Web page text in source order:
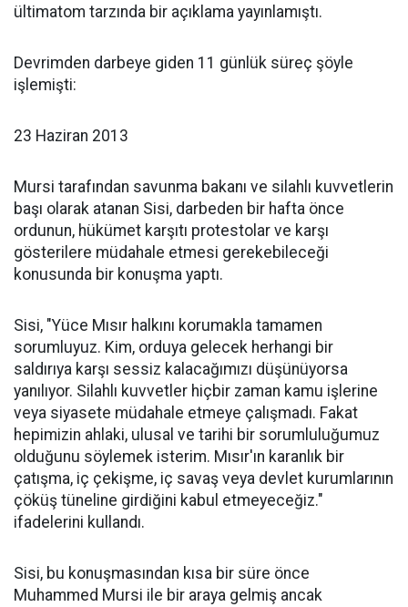
ültimatom tarzında bir açıklama yayınlamıştı.
Devrimden darbeye giden 11 günlük süreç şöyle
işlemişti:
23 Haziran 2013
Mursi tarafından savunma bakanı ve silahlı kuvvetlerin
başı olarak atanan Sisi, darbeden bir hafta önce
ordunun, hükümet karşıtı protestolar ve karşı
gösterilere müdahale etmesi gerekebileceği
konusunda bir konuşma yaptı.
Sisi, "Yüce Mısır halkını korumakla tamamen
sorumluyuz. Kim, orduya gelecek herhangi bir
saldırıya karşı sessiz kalacağımızı düşünüyorsa
yanılıyor. Silahlı kuvvetler hiçbir zaman kamu işlerine
veya siyasete müdahale etmeye çalışmadı. Fakat
hepimizin ahlaki, ulusal ve tarihi bir sorumluluğumuz
olduğunu söylemek isterim. Mısır'ın karanlık bir
çatışma, iç çekişme, iç savaş veya devlet kurumlarının
çöküş tüneline girdiğini kabul etmeyeceğiz."
ifadelerini kullandı.
Sisi, bu konuşmasından kısa bir süre önce
Muhammed Mursi ile bir araya gelmiş ancak